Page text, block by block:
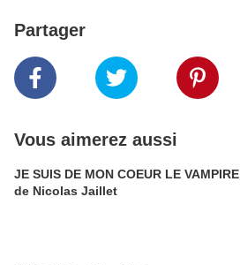
Partager
Vous aimerez aussi
JE SUIS DE MON COEUR LE VAMPIRE
de Nicolas Jaillet